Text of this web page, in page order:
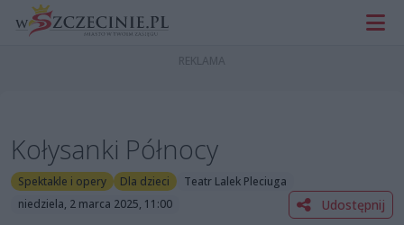
Kołysanki Północy
Spektakle i opery Dla dzieci
Teatr Lalek Pleciuga
niedziela, 2 marca 2025, 11:00
Udostępnij